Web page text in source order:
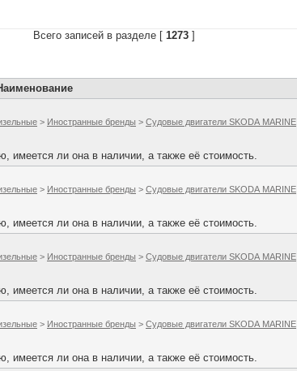
Всего записей в разделе [ 1273 ]
> Иностранные бренды > Судовые двигатели SKODA MARINE
имеется ли она в наличии, а также её стоимость.
> Иностранные бренды > Судовые двигатели SKODA MARINE
имеется ли она в наличии, а также её стоимость.
> Иностранные бренды > Судовые двигатели SKODA MARINE
имеется ли она в наличии, а также её стоимость.
> Иностранные бренды > Судовые двигатели SKODA MARINE
имеется ли она в наличии, а также её стоимость.